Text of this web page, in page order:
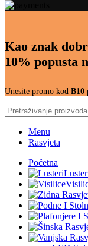
Kao znak
10% popusta
Unesite promo kod B10
Menu
Rasvjeta
Početna